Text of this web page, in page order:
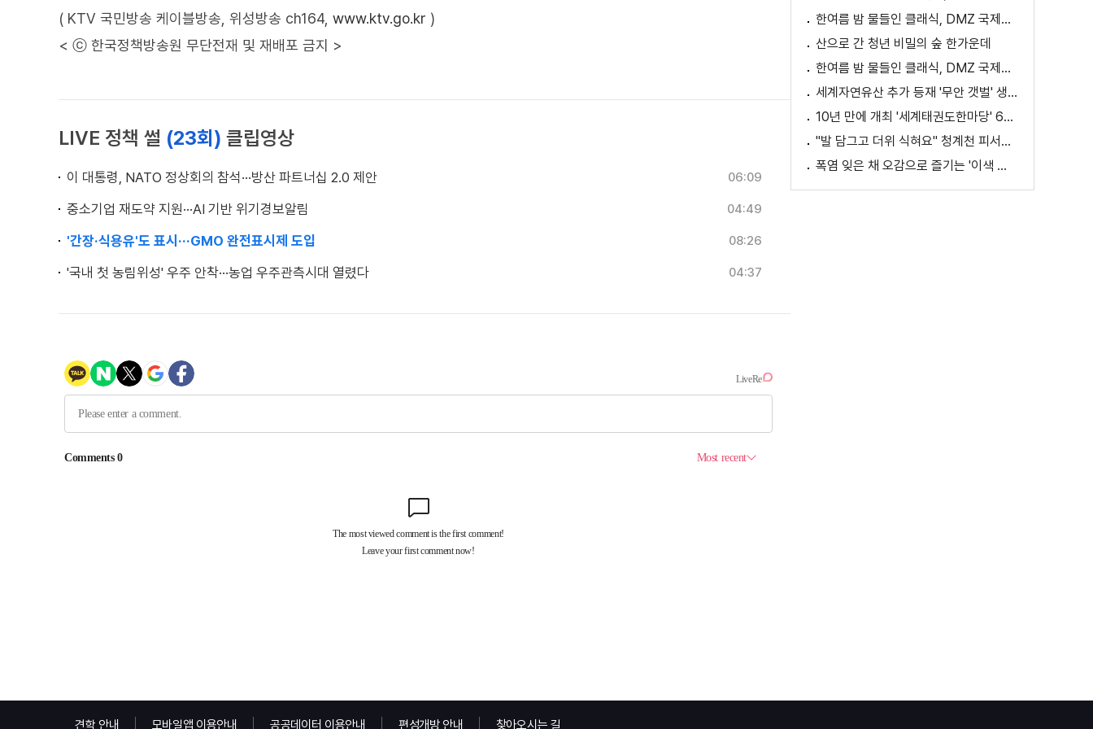
( KTV 국민방송 케이블방송, 위성방송 ch164, www.ktv.go.kr )
< ⓒ 한국정책방송원 무단전재 및 재배포 금지 >
LIVE 정책 썰 (23회) 클립영상
이 대통령, NATO 정상회의 참석···방산 파트너십 2.0 제안 06:09
중소기업 재도약 지원···AI 기반 위기경보알림 04:49
'간장·식용유'도 표시···GMO 완전표시제 도입 08:26
'국내 첫 농림위성' 우주 안착···농업 우주관측시대 열렸다 04:37
한여름 밤 물들인 클래식, DMZ 국제음악제 성황
산으로 간 청년 비밀의 숲 한가운데
한여름 밤 물들인 클래식, DMZ 국제음악제 성황
세계자연유산 추가 등재 '무안 갯벌' 생태 체험
10년 만에 개최 '세계태권도한마당' 61개국 참가
"발 담그고 더위 식혀요" 청계천 피서지로 인기
폭염 잊은 채 오감으로 즐기는 '이색 독서' 인기
견학 안내 모바일앱 이용안내 공공데이터 이용안내 편성개방 안내 찾아오시는 길